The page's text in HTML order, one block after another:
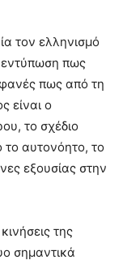
τον ελληνισμό
εντύπωση πως
πως από τη
είναι ο
το σχέδιο
το αυτονόητο, το
εξουσίας στην
της
σημαντικά